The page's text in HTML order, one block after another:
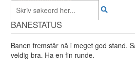
BANESTATUS
Banen fremstår nå i meget god stand.
veldig bra. Ha en fin runde.